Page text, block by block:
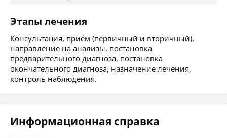
Этапы лечения
Консультация, приём (первичный и вторичный),
направление на анализы, постановка
предварительного диагноза, постановка
окончательного диагноза, назначение лечения,
контроль наблюдения.
Информационная справка